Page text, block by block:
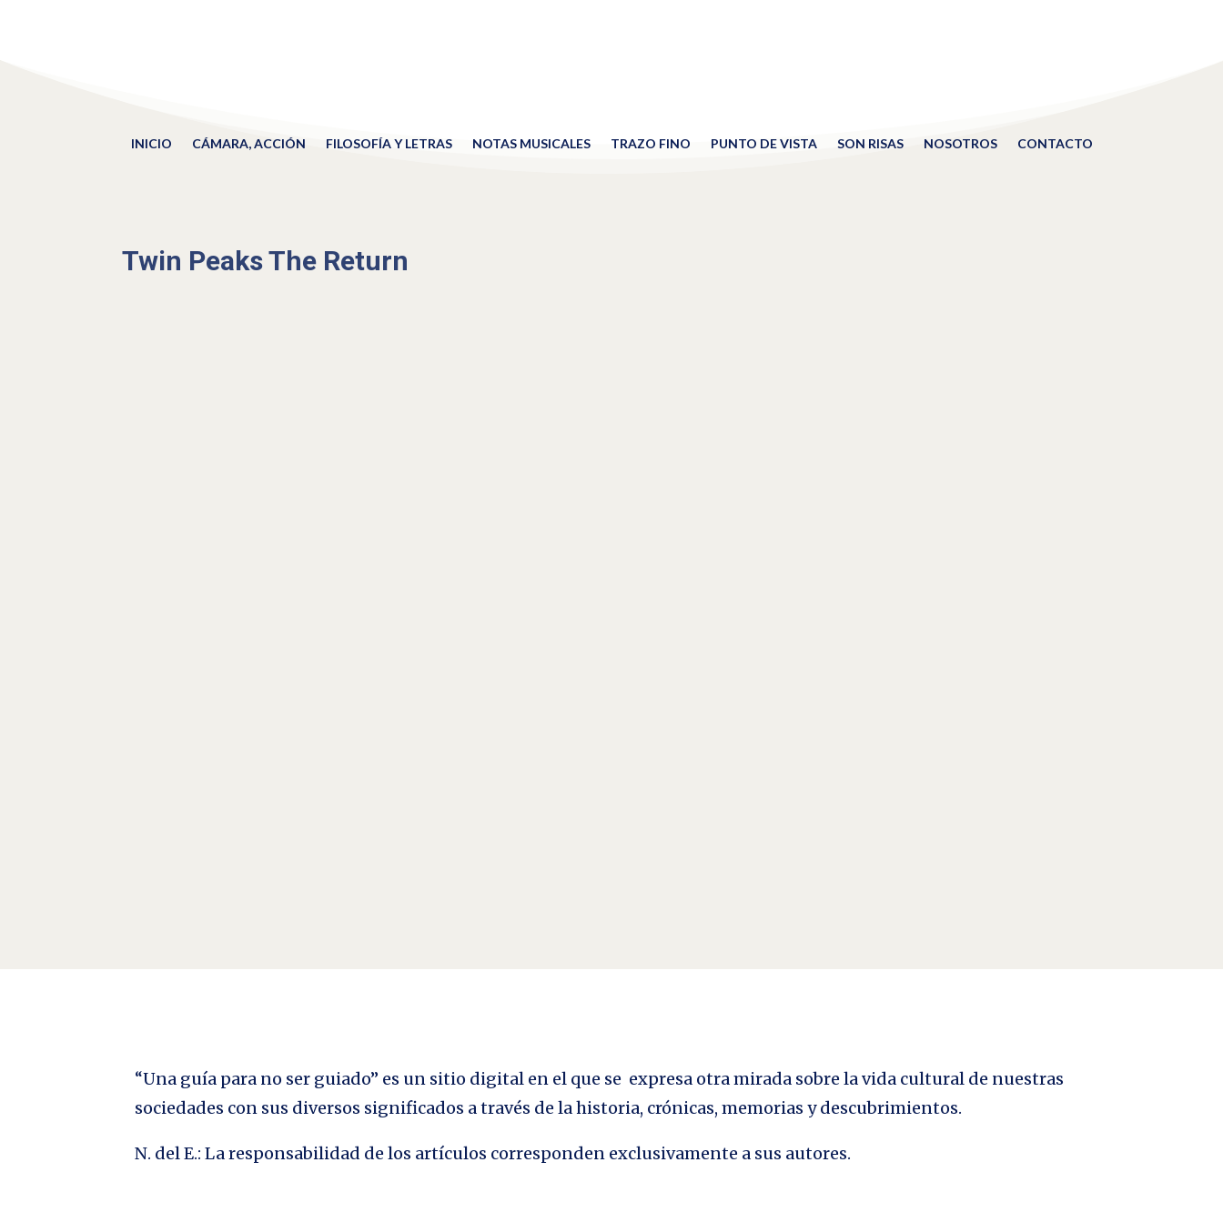
INICIO CÁMARA, ACCIÓN FILOSOFÍA Y LETRAS NOTAS MUSICALES TRAZO FINO PUNTO DE VISTA SON RISAS NOSOTROS CONTACTO
Twin Peaks The Return
“Una guía para no ser guiado” es un sitio digital en el que se expresa otra mirada sobre la vida cultural de nuestras
sociedades con sus diversos significados a través de la historia, crónicas, memorias y descubrimientos.
N. del E.: La responsabilidad de los artículos corresponden exclusivamente a sus autores.